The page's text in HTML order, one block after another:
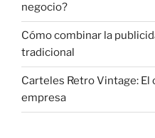
negocio?
Cómo combinar la
tradicional
Carteles Retro Vintage: El
empresa